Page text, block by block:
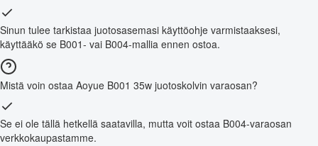
Sinun tulee tarkistaa juotosasemasi käyttöohje varmistaaksesi,
käyttääkö se B001- vai B004-mallia ennen ostoa.
Mistä voin ostaa Aoyue B001 35w juotoskolvin varaosan?
Se ei ole tällä hetkellä saatavilla, mutta voit ostaa B004-varaosan
verkkokaupastamme.